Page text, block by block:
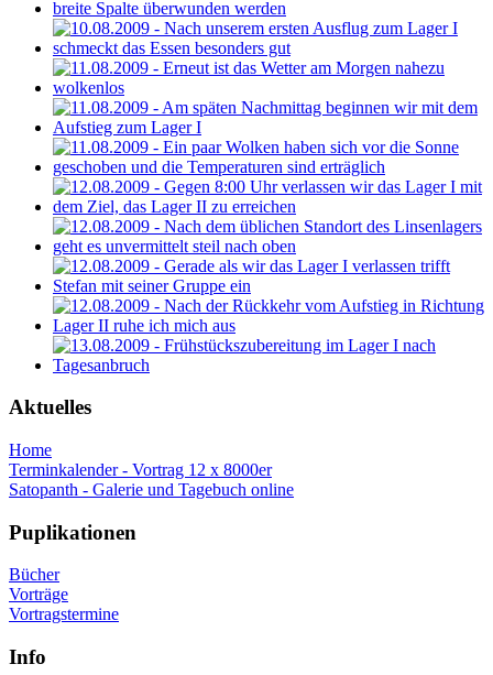
Aktuelles
Home
Terminkalender - Vortrag 12 x 8000er
Satopanth - Galerie und Tagebuch online
Puplikationen
Bücher
Vorträge
Vortragstermine
Info